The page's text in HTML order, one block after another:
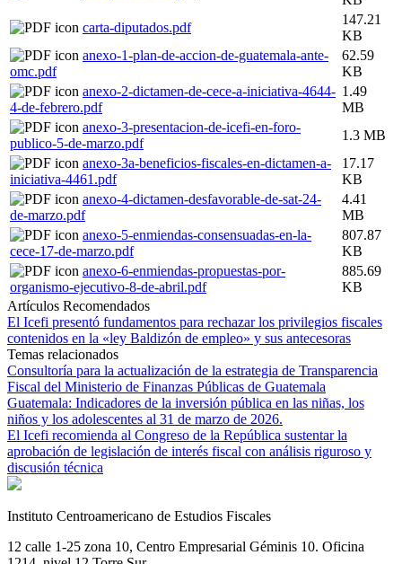
carta-diputados.pdf
147.21
KB
anexo-1-plan-de-accion-de-guatemala-ante-
omc.pdf
62.59
KB
anexo-2-dictamen-de-cece-a-iniciativa-4644-
4-de-febrero.pdf
1.49
MB
anexo-3-presentacion-de-icefi-en-foro-
publico-5-de-marzo.pdf
1.3 MB
anexo-3a-beneficios-fiscales-en-dictamen-a-
iniciativa-4461.pdf
17.17
KB
anexo-4-dictamen-desfavorable-de-sat-24-
de-marzo.pdf
4.41
MB
anexo-5-enmiendas-consensuadas-en-la-
cece-17-de-marzo.pdf
807.87
KB
anexo-6-enmiendas-propuestas-por-
organismo-ejecutivo-8-de-abril.pdf
885.69
KB
Artículos Recomendados
El Icefi presentó fundamentos para rechazar los privilegios fiscales
contenidos en la «ley Baldizón de empleo» y sus antecesoras
Temas relacionados
Consultoría para la actualización de la estrategia de Transparencia
Fiscal del Ministerio de Finanzas Públicas de Guatemala
Guatemala: Indicadores de la inversión pública en las niñas, los
niños y los adolescentes al 31 de marzo de 2026.
El Icefi recomienda al Congreso de la República sustentar la
aprobación de legislación de interés fiscal con análisis riguroso y
discusión técnica
Instituto Centroamericano de Estudios Fiscales
12 calle 1-25 zona 10, Centro Empresarial Géminis 10. Oficina